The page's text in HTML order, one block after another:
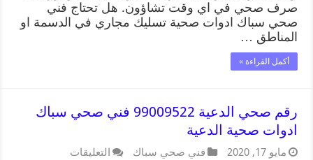
صرف صحي في اي وقت تشاؤون. هل تحتاج فني
صحي سباك ادوات صحية تسليك مجاري في الدسمة او
المناطق …
أكمل القراءة »
رقم صحي الدعية 99009522 فني صحي سباك
ادوات صحية الدعية
مايو 17, 2020 فني صحي سباك التعليقات